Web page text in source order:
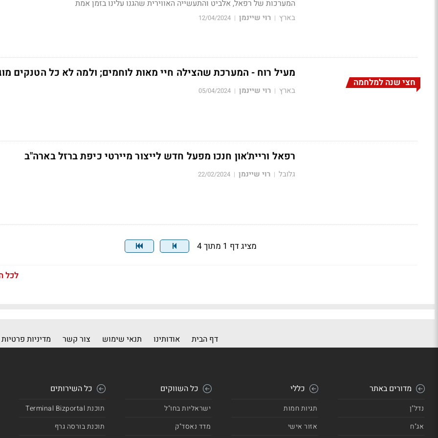
המערכות של רפאל, אלביט והתעשייה האווירית שהגנו עלינו בזמן אמת
בארץ | רוי שיינמן |
12/04/2024
חצי שנה למלחמה
מעיל רוח - המערכת שהצילה חיי מאות לוחמים; ולמה לא כל הטנקים
בארץ | רוי שיינמן |
05/04/2024
רפאל וריית'און חנכו מפעל חדש לייצור מיירטי כיפת ברזל בארה"ב
גלובל | רוי שיינמן |
22/02/2024
מציג דף 1 מתוך 4
לכל
דף הבית אודותינו תנאי שימוש צור קשר מדיניות פרטיות
מדורים באתר
נדל"ן
אג"ח
כללי
תגיות חמות
אזור אישי
כל השווקים
ישראליות בחו"ל
מדד נאסד"ק
כל השירותים
תוכנת Terminal Bizportal
תוכנת בורסה גרף